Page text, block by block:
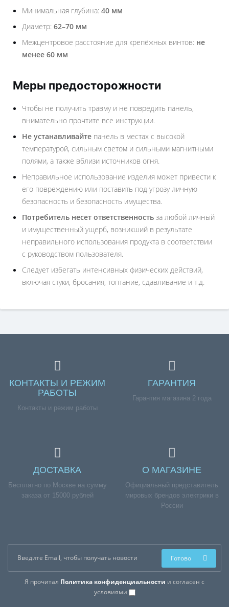
Минимальная глубина: 40 мм
Диаметр: 62–70 мм
Межцентровое расстояние для крепёжных винтов: не
менее 60 мм
Меры предосторожности
Чтобы не получить травму и не повредить панель,
внимательно прочтите все инструкции.
Не устанавливайте панель в местах с высокой
температурой, сильным светом и сильными магнитными
полями, а также вблизи источников огня.
Неправильное использование изделия может привести к
его повреждению или поставить под угрозу личную
безопасность и безопасность имущества.
Потребитель несет ответственность за любой личный
и имущественный ущерб, возникший в результате
неправильного использования продукта в соответствии
с руководством пользователя.
Следует избегать интенсивных физических действий,
включая стуки, бросания, топтание, сдавливание и т.д.
КОНТАКТЫ И РЕЖИМ
РАБОТЫ
Контакты и режим работы
ГАРАНТИЯ
Гарантия магазина 2 года
ДОСТАВКА
Бесплатно по Москве на сумму
заказа от 15000 рублей
О МАГАЗИНЕ
Официальный представитель
мировых брендов электрики в
России
Я прочитал Политика конфиденциальности и согласен с
условиями
Готово